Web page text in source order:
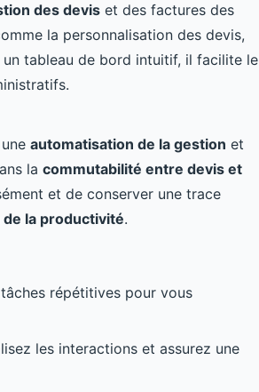
des devis et des factures des
la personnalisation des devis,
tableau de bord intuitif, il facilite le
automatisation de la gestion et
la commutabilité entre devis et
et de conserver une trace
la productivité.
répétitives pour vous
les interactions et assurez une